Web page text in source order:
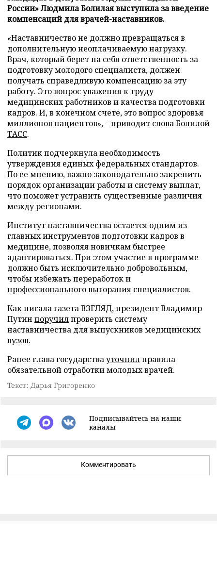
России» Людмила Болилая выступила за введение
компенсаций для врачей-наставников.
«Наставничество не должно превращаться в
дополнительную неоплачиваемую нагрузку.
Врач, который берет на себя ответственность за
подготовку молодого специалиста, должен
получать справедливую компенсацию за эту
работу. Это вопрос уважения к труду
медицинских работников и качества подготовки
кадров. И, в конечном счете, это вопрос здоровья
миллионов пациентов», – приводит слова Болилой
ТАСС.
Политик подчеркнула необходимость
утверждения единых федеральных стандартов.
По ее мнению, важно законодательно закрепить
порядок организации работы и систему выплат,
что поможет устранить существенные различия
между регионами.
Институт наставничества остается одним из
главных инструментов подготовки кадров в
медицине, позволяя новичкам быстрее
адаптироваться. При этом участие в программе
должно быть исключительно добровольным,
чтобы избежать переработок и
профессионального выгорания специалистов.
Как писала газета ВЗГЛЯД, президент Владимир
Путин поручилпроверить систему
наставничества для выпускников медицинских
вузов.
Ранее глава государствауточнилправила
обязательной отработки молодых врачей.
Текст: Дарья Григоренко
Подписывайтесь на наши
каналы
Комментировать